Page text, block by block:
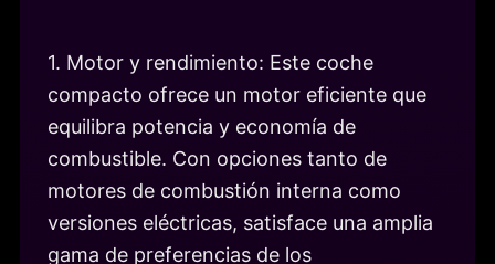
1. Motor y rendimiento: Este coche
compacto ofrece un motor eficiente que
equilibra potencia y economía de
combustible. Con opciones tanto de
motores de combustión interna como
versiones eléctricas, satisface una amplia
gama de preferencias de los